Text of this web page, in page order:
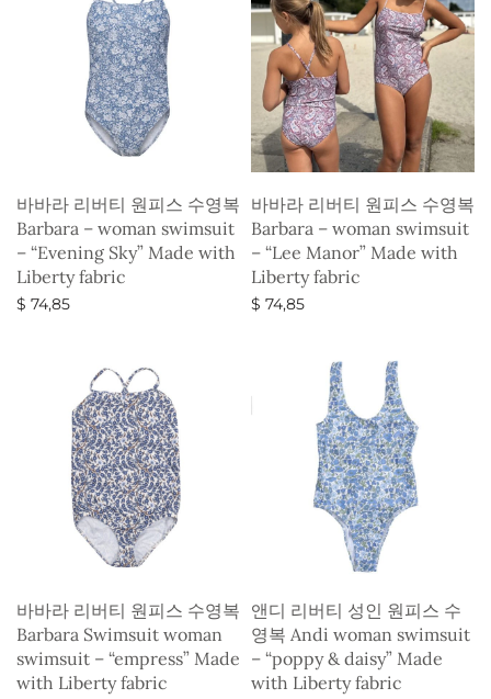
바바라 리버티 원피스 수영복
Barbara – woman swimsuit
– “Evening Sky” Made with
Liberty fabric
$ 74,85
바바라 리버티 원피스 수영복
Barbara – woman swimsuit
– “Lee Manor” Made with
Liberty fabric
$ 74,85
바바라 리버티 원피스 수영복
Barbara Swimsuit woman
swimsuit – “empress” Made
with Liberty fabric
앤디 리버티 성인 원피스 수
영복 Andi woman swimsuit
– “poppy & daisy” Made
with Liberty fabric